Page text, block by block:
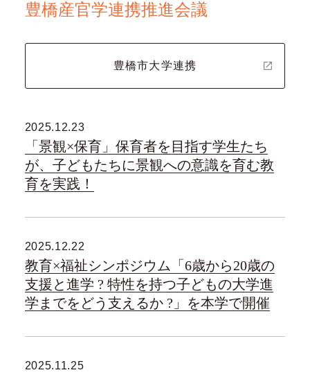
豊橋産官学連携推進会議
豊橋市大学連携
2025.12.23
「景観×保育」保育者を目指す学生たち
が、子どもたちに景観への意識を育む教
育を実践！
2025.12.22
教育×福祉シンポジウム「6歳から20歳の
支援と進学 ? 特性を持つ子どもの大学進
学までをどう支えるか ?」を本学で開催
2025.11.25